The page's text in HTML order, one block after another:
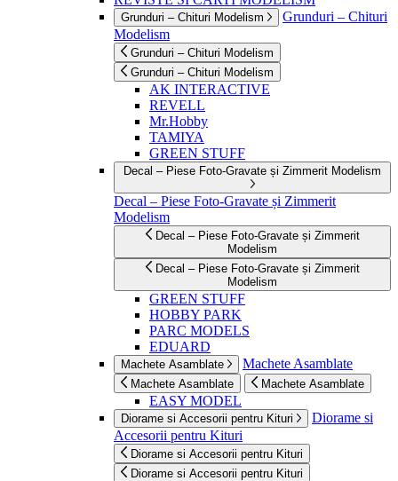
Grunduri – Chituri Modelism
Grunduri – Chituri
Modelism
Grunduri – Chituri Modelism
Grunduri – Chituri Modelism
AK INTERACTIVE
REVELL
Mr.Hobby
TAMIYA
GREEN STUFF
Decal – Piese Foto-Gravate și Zimmerit Modelism
Decal – Piese Foto-Gravate și Zimmerit
Modelism
Decal – Piese Foto-Gravate și Zimmerit
Modelism
Decal – Piese Foto-Gravate și Zimmerit
Modelism
GREEN STUFF
HOBBY PARK
PARC MODELS
EDUARD
Machete Asamblate Machete Asamblate
Machete Asamblate Machete Asamblate
EASY MODEL
Diorame si Accesorii pentru Kituri
Diorame si
Accesorii pentru Kituri
Diorame si Accesorii pentru Kituri
Diorame si Accesorii pentru Kituri